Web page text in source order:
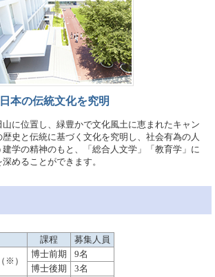
本の伝統文化を究明
に位置し、緑豊かで文化風土に恵まれたキャン
史と伝統に基づく文化を究明し、社会有為の人
学の精神のもと、「総合人文学」「教育学」に
めることができます。
課程 募集人員
※）
博士前期
9名
博士後期
3名